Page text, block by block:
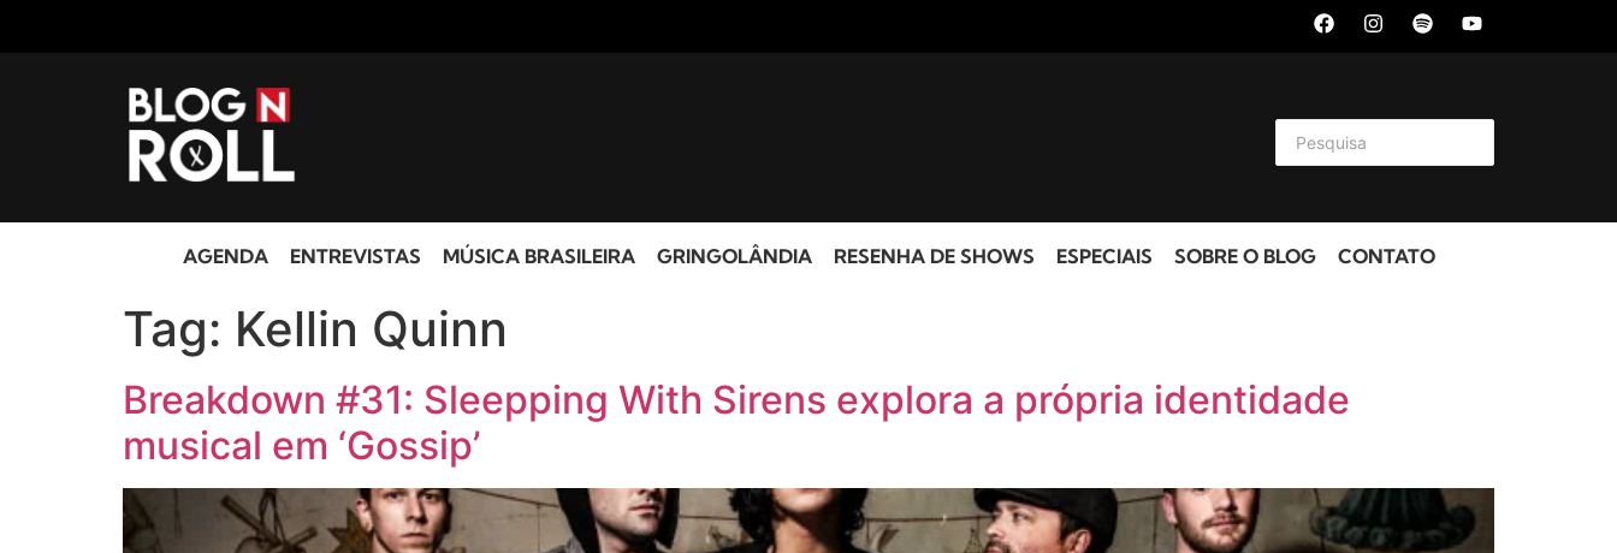
AGENDA ENTREVISTAS MÚSICA BRASILEIRA GRINGOLÂNDIA RESENHA DE SHOWS ESPECIAIS SOBRE O BLOG CONTATO
Tag: Kellin Quinn
Breakdown #31: Sleepping With Sirens explora a própria identidade
musical em ‘Gossip’